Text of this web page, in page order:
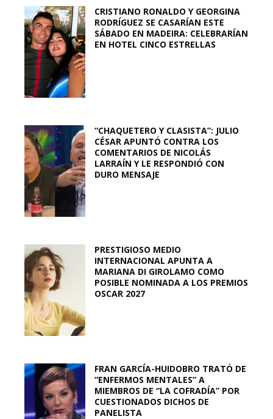
CRISTIANO RONALDO Y GEORGINA
RODRÍGUEZ SE CASARÍAN ESTE
SÁBADO EN MADEIRA: CELEBRARÍAN
EN HOTEL CINCO ESTRELLAS
“CHAQUETERO Y CLASISTA”: JULIO
CÉSAR APUNTÓ CONTRA LOS
COMENTARIOS DE NICOLÁS
LARRAÍN Y LE RESPONDIÓ CON
DURO MENSAJE
PRESTIGIOSO MEDIO
INTERNACIONAL APUNTA A
MARIANA DI GIROLAMO COMO
POSIBLE NOMINADA A LOS PREMIOS
OSCAR 2027
FRAN GARCÍA-HUIDOBRO TRATÓ DE
“ENFERMOS MENTALES” A
MIEMBROS DE “LA COFRADÍA” POR
CUESTIONADOS DICHOS DE
PANELISTA